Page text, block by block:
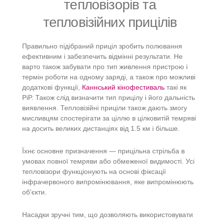
тепловізорів та
тепловізійних прицілів
Правильно підібраний приціл зробить полювання
ефективним і забезпечить відмінні результати. Не
варто також забувати про тип живлення пристрою і
термін роботи на одному заряді, а також про можливі
додаткові функції, Каннський кінофестиваль такі як
PiP. Також слід визначити тип прицілу і його дальність
виявлення. Тепловізійні приціли також дають змогу
мисливцям спостерігати за ціллю в цілковитій темряві
на досить великих дистанціях від 1.5 км і більше.
Їхнє основне призначення — прицільна стрільба в
умовах повної темряви або обмеженої видимості. Усі
тепловізори функціонують на основі фіксації
інфрачервоного випромінювання, яке випромінюють
об’єкти.
Насадки зручні тим, що дозволяють використовувати